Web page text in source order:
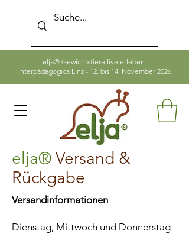
elja® Gewichtstiere live erleben
Interpädagogica Linz - 12. bis 14. November 2026
elja® Versand &
Rückgabe
Versandinformationen
Dienstag, Mittwoch und Donnerstag